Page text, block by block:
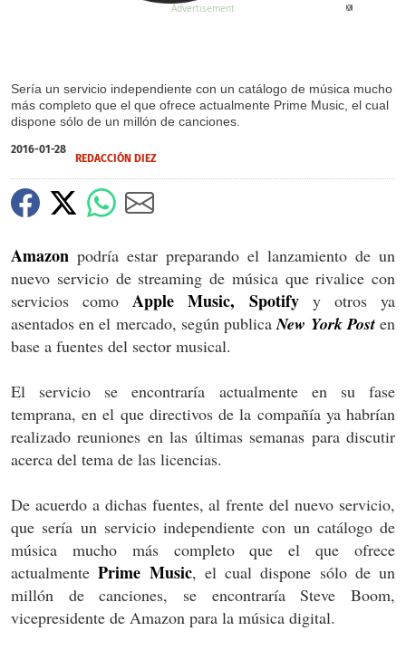
Sería un servicio independiente con un catálogo de música mucho
más completo que el que ofrece actualmente Prime Music, el cual
dispone sólo de un millón de canciones.
X
2016-01-28
REDACCIÓN DIEZ
Amazon podría estar preparando el lanzamiento de un
nuevo servicio de streaming de música que rivalice con
servicios como Apple Music, Spotifyy otros ya
asentados en el mercado, según publicaNew York Posten
base a fuentes del sector musical.
El servicio se encontraría actualmente en su fase
temprana, en el que directivos de la compañía ya habrían
realizado reuniones en las últimas semanas para discutir
acerca del tema de las licencias.
De acuerdo a dichas fuentes, al frente del nuevo servicio,
que sería un servicio independiente con un catálogo de
música mucho más completo que el que ofrece
actualmentePrime Music, el cual dispone sólo de un
millón de canciones, se encontraría Steve Boom,
vicepresidente de Amazon para la música digital.